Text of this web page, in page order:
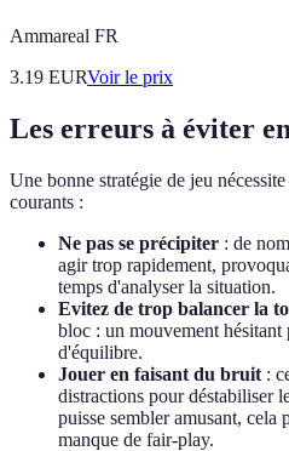
Ammareal FR
3.19 EURVoir le prix
Les erreurs à éviter
Une bonne stratégie de jeu
courants :
Ne pas se précipiter : de
agir trop rapidement,
temps d'analyser la situation.
Evitez de trop balancer la
bloc : un mouvement hésitant
d'équilibre.
Jouer en faisant du bruit :
distractions pour déstabiliser
puisse sembler amusant, cela
manque de fair-play.